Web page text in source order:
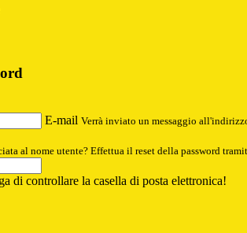
E-mail Verrà inviato un messaggio
al nome utente? Effettua il reset della password
di controllare la casella di posta elettronica!